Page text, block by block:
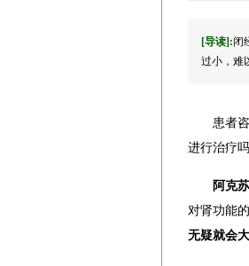
[导读]:闭
过小，难
患者咨询
进行治疗
阿克
对肾功能
无疑就会